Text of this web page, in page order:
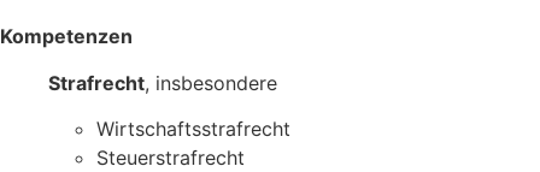
Kompetenzen
Strafrecht, insbesondere
Wirtschaftsstrafrecht
Steuerstrafrecht